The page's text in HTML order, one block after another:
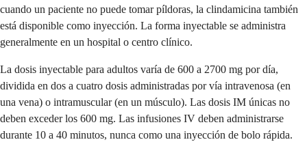
cuando un paciente no puede tomar píldoras, la clindamicina también
está disponible como inyección. La forma inyectable se administra
generalmente en un hospital o centro clínico.
La dosis inyectable para adultos varía de 600 a 2700 mg por día,
dividida en dos a cuatro dosis administradas por vía intravenosa (en
una vena) o intramuscular (en un músculo). Las dosis IM únicas no
deben exceder los 600 mg. Las infusiones IV deben administrarse
durante 10 a 40 minutos, nunca como una inyección de bolo rápida.